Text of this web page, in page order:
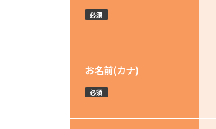
必須
お名前(カナ)
必須